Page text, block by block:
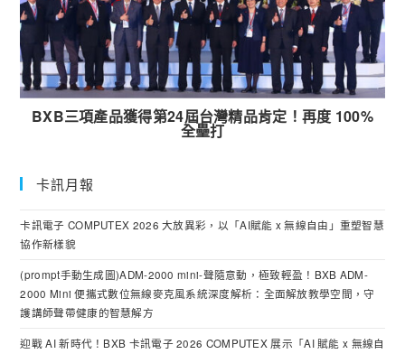
BXB三項產品獲得第24屆台灣精品肯定！再度 100%
全壘打
卡訊月報
卡訊電子 COMPUTEX 2026 大放異彩，以「AI賦能 x 無線自由」重塑智慧
協作新樣貌
(prompt手動生成圖)ADM-2000 mini-聲隨意動，極致輕盈！BXB ADM-
2000 Mini 便攜式數位無線麥克風系統深度解析：全面解放教學空間，守
護講師聲帶健康的智慧解方
迎戰 AI 新時代！BXB 卡訊電子 2026 COMPUTEX 展示「AI 賦能 x 無線自